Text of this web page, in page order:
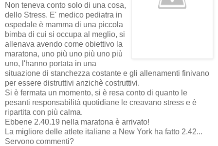
Non teneva conto solo di una cosa,
dello Stress. E' medico pediatra in
ospedale è mamma di una piccola
bimba di cui si occupa al meglio, si
allenava avendo come obiettivo la
maratona, uno più uno più uno più
uno, l'hanno portata in una
situazione di stanchezza costante e gli allenamenti finivano
per essere distruttivi anzichè costruttivi.
Si è fermata un momento, si è resa conto di quanto le
pesanti responsabilità quotidiane le creavano stress e è
ripartita con più calma.
Ebbene 2.40.19 nella maratona è arrivato!
La migliore delle atlete italiane a New York ha fatto 2.42...
Servono commenti?